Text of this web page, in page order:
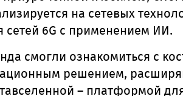
на сетевых
сетей 6G с применением ИИ.
смогли ознакомиться с
решением,
– платформой